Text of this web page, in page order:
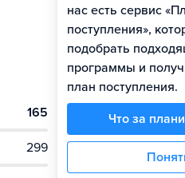
165
299
нас есть сервис
поступления»,
подобрать
программы и
план поступления.
Что за